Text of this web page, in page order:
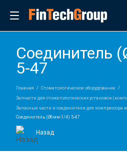
Cоединитель
5-47
Главная
Стоматологическое оборудование
Запчасти для стоматологических установок
Запасные части и соединители для компрессора в
Cоединитель (Ø6мм-1/4) 5-47
Назад